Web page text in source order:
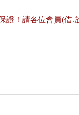
證！請各位會員(借.